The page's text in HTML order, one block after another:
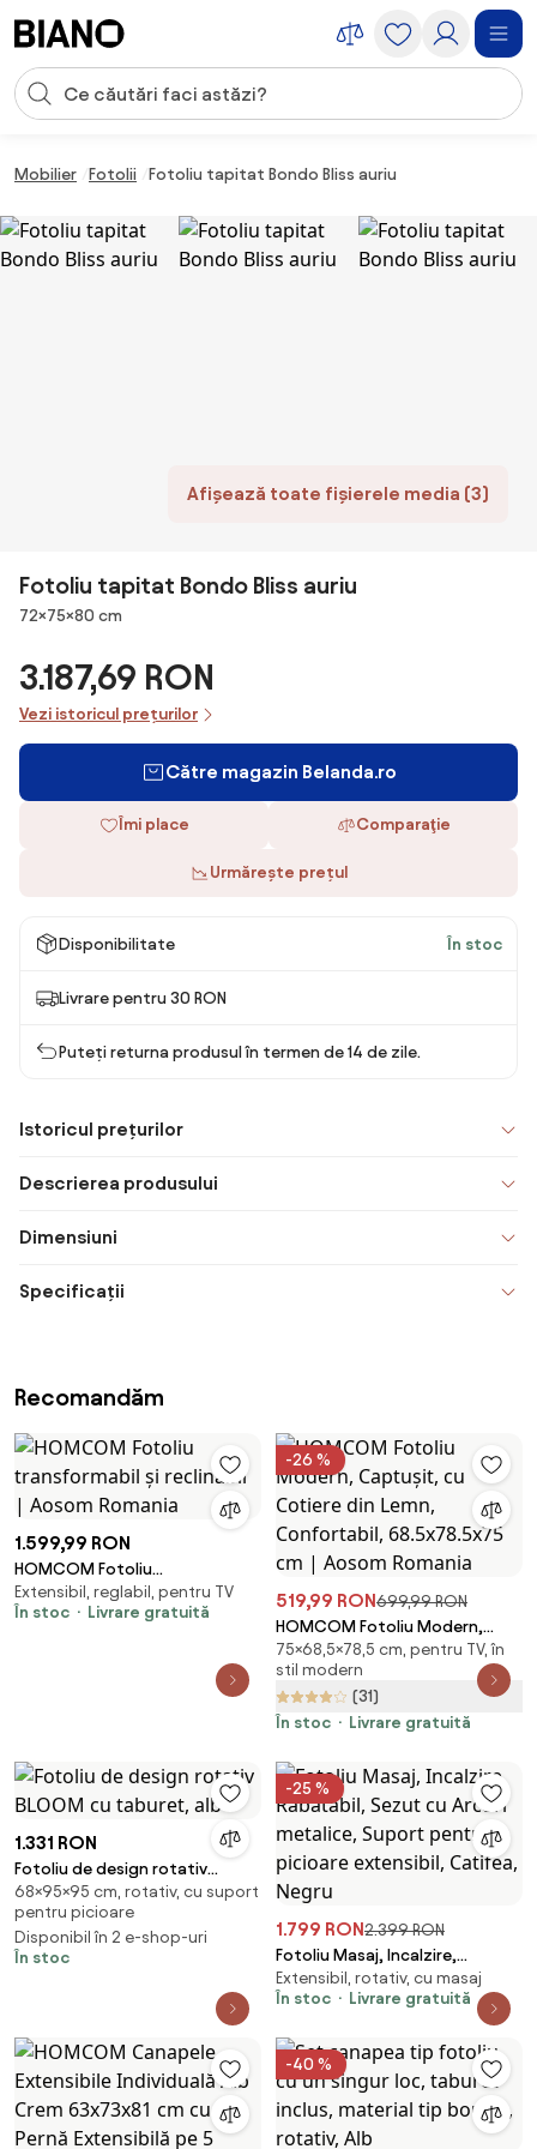
Introducerea căutării
Mobilier Fotolii Fotoliu tapitat Bondo Bliss auriu
Afișează toate fișierele media (3)
Fotoliu tapitat Bondo Bliss auriu
Dimensiuni
72×75×80 cm
3.187,69 RON
Vezi istoricul prețurilor
Către magazin Belanda.ro
Îmi place Comparaţie
Urmărește prețul
Disponibilitate În stoc
Livrare pentru 30 RON
Puteți returna produsul în termen de 14 de zile.
Istoricul prețurilor
Descrierea produsului
Dimensiuni
Specificații
Recomandăm
1.599,99 RON
HOMCOM Fotoliu
transformabil și reclinabil |
Aosom Romania
Extensibil, reglabil, pentru TV
În stoc
Livrare gratuită
-26 %
519,99 RON699,99 RON
HOMCOM Fotoliu Modern,
Captușit, cu Cotiere din Lemn,
Confortabil, 68.5x78.5x75 cm |
Aosom Romania
75×68,5×78,5 cm, pentru TV, în
stil modern
(31)
În stoc
Livrare gratuită
1.331 RON
Fotoliu de design rotativ
BLOOM cu taburet, alb
68×95×95 cm, rotativ, cu suport
pentru picioare
Disponibil în 2 e-shop-uri
În stoc
-25 %
1.799 RON2.399 RON
Fotoliu Masaj, Incalzire,
Rabatabil, Sezut cu Arcuri
metalice, Suport pentru
picioare extensibil, Catifea,
Negru
Extensibil, rotativ, cu masaj
În stoc
Livrare gratuită
-40 %